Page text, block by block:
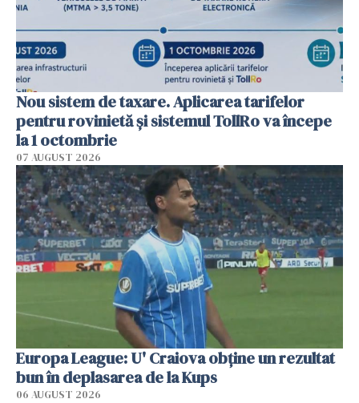
Nou sistem de taxare. Aplicarea tarifelor
pentru rovinietă şi sistemul TollRo va începe
la 1 octombrie
07 AUGUST 2026
Europa League: U' Craiova obține un rezultat
bun în deplasarea de la Kups
06 AUGUST 2026